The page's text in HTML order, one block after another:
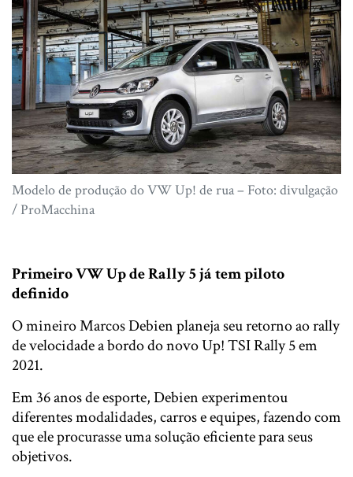
Modelo de produção do VW Up! de rua – Foto: divulgação
/ ProMacchina
Primeiro VW Up de Rally 5 já tem piloto
definido
O mineiro Marcos Debien planeja seu retorno ao rally
de velocidade a bordo do novo Up! TSI Rally 5 em
2021.
Em 36 anos de esporte, Debien experimentou
diferentes modalidades, carros e equipes, fazendo com
que ele procurasse uma solução eficiente para seus
objetivos.